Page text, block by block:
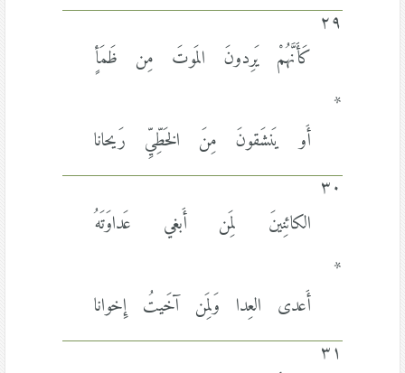
٢٩
كَأَنَّهُمْ يَرِدونَ المَوتَ مِن ظَمَأٍ
*
أَو يَنشَقونَ مِنَ الخَطِّيِّ رَيحانا
٣٠
الكائِنينَ لِمَن أَبغي عَداوَتَهُ
*
أَعدى العِدا وَلِمَن آخَيتُ إِخوانا
٣١